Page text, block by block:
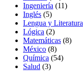
Ingeniería (11)
Inglés (5)
Lengua y Literatura
Lógica (2)
Matemáticas (8)
México (8)
Química (54)
Salud (3)